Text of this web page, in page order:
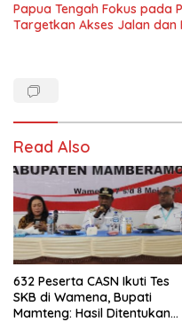
Papua Tengah Fokus pada
Targetkan Akses Jalan dan
Read Also
632 Peserta CASN Ikuti Tes
SKB di Wamena, Bupati
Mamteng: Hasil Ditentukan